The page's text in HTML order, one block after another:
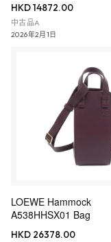
HKD 14872.00
中古品A
2026年2月1日
LOEWE Hammock
A538HHSX01 Bag
HKD 26378.00